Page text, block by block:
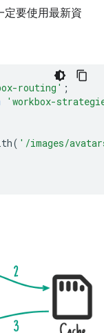
定要使用最新資
routing' ;
'workbox-
( '/images/